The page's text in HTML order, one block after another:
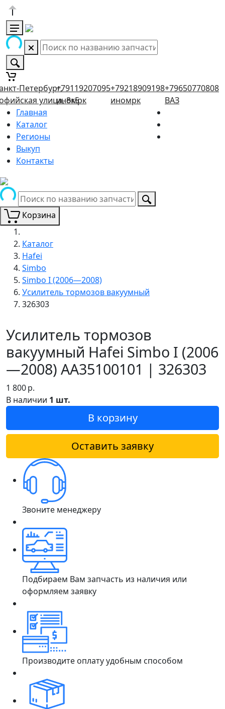
Петербург,
улица, 8к5
+79119207095
иномрк
+79218909198
иномрк
+79650770808
ВАЗ
Главная
Каталог
Регионы
Выкуп
Контакты
Корзина
Каталог
Hafei
Simbo
Simbo I (2006—2008)
Усилитель тормозов вакуумный
326303
Усилитель тормозов
вакуумный Hafei Simbo I (2006
—2008) AA35100101 | 326303
1 800р.
В наличии 1 шт.
В корзину
Оставить заявку
Звоните менеджеру
Подбираем Вам запчасть из наличия или
оформляем заявку
Производите оплату удобным способом